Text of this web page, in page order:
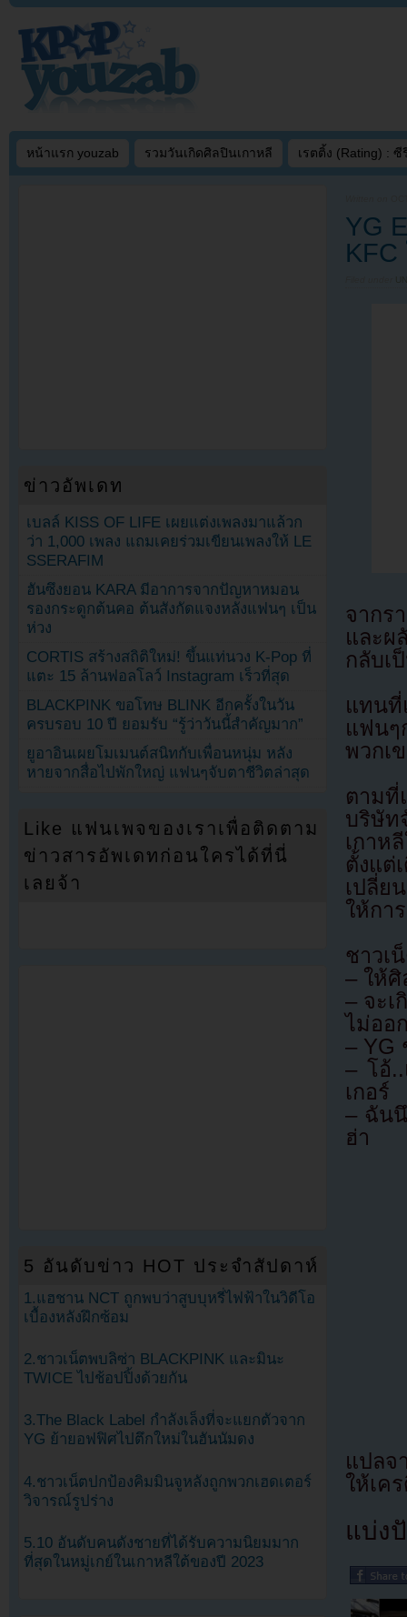
หน้าแรก youzab รวมวันเกิดศิลปินเกาหลี เรตติ้ง (Rating) : ซี
YG
KFC
จากร
และผ
กลับเ
แทนที่
แฟนๆ
พวกเ
ตามที่
บริษัท
เกาห
ตั้งแต่
เปลี่ย
ให้กา
ชาวเ
– ให้
– จะ
ไม่ออ
– YG
– โอ้
เกอร์
– ฉัน
ฮ่า
แปลจ
ให้เค
แบ่ง
ข่าวอัพเดท
เบลล์ KISS OF LIFE เผยแต่งเพลงมาแล้วก
ว่า 1,000 เพลง แถมเคยร่วมเขียนเพลงให้ LE
SSERAFIM
ฮันซึงยอน KARA มีอาการจากปัญหาหมอน
รองกระดูกต้นคอ ต้นสังกัดแจงหลังแฟนๆ เป็น
ห่วง
CORTIS สร้างสถิติใหม่! ขึ้นแท่นวง K-Pop ที่
แตะ 15 ล้านฟอลโลว์ Instagram เร็วที่สุด
BLACKPINK ขอโทษ BLINK อีกครั้งในวัน
ครบรอบ 10 ปี ยอมรับ “รู้ว่าวันนี้สำคัญมาก”
ยูอาอินเผยโมเมนต์สนิทกับเพื่อนหนุ่ม หลัง
หายจากสื่อไปพักใหญ่ แฟนๆจับตาชีวิตล่าสุด
Like แฟนเพจของเราเพื่อติดตาม
ข่าวสารอัพเดทก่อนใครได้ที่นี่
เลยจ้า
5 อันดับข่าว HOT ประจำสัปดาห์
1.แฮชาน NCT ถูกพบว่าสูบบุหรี่ไฟฟ้าในวิดีโอ
เบื้องหลังฝึกซ้อม
2.ชาวเน็ตพบลิซ่า BLACKPINK และมินะ
TWICE ไปช้อปปิ้งด้วยกัน
3.The Black Label กำลังเล็งที่จะแยกตัวจาก
YG ย้ายอฟฟิศไปตึกใหม่ในฮันนัมดง
4.ชาวเน็ตปกป้องคิมมินจูหลังถูกพวกเฮดเตอร์
วิจารณ์รูปร่าง
5.10 อันดับคนดังชายที่ได้รับความนิยมมาก
ที่สุดในหมู่เกย์ในเกาหลีใต้ของปี 2023